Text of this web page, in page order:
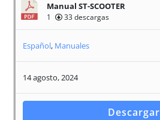
Manual ST-SCOOTER
1 33 descargas
Español, Manuales
14 agosto, 2024
Descargar